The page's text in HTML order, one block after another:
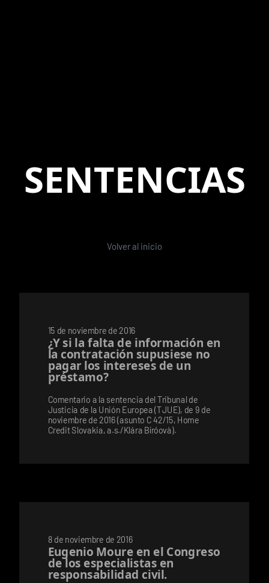
SENTENCIAS
Volver al inicio
15 de noviembre de 2016
¿Y si la falta de información en
la contratación supusiese no
pagar los intereses de un
préstamo?
Comentario a la sentencia del Tribunal de
Justicia de la Unión Europea (TJUE), de 9 de
noviembre de 2016 (asunto C 42/15, Home
Credit Slovakia, a.s./Klára Bíróovà).
8 de noviembre de 2016
Eugenio Moure en el Congreso
de los especialistas en
responsabilidad civil.